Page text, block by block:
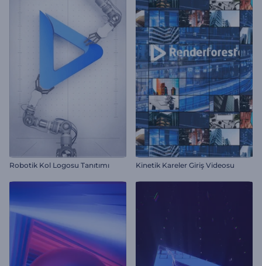
Robotik Kol Logosu Tanıtımı Kinetik Kareler Giriş Videosu